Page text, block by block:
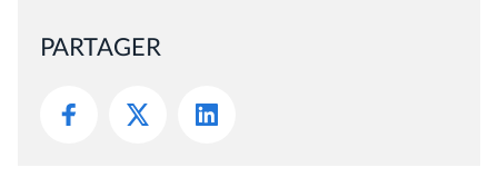
PARTAGER